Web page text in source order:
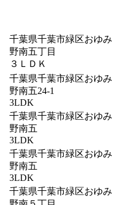
千葉県千葉市緑区おゆみ
野南五丁目
３ＬＤＫ
千葉県千葉市緑区おゆみ
野南五24-1
3LDK
千葉県千葉市緑区おゆみ
野南五
3LDK
千葉県千葉市緑区おゆみ
野南五
3LDK
千葉県千葉市緑区おゆみ